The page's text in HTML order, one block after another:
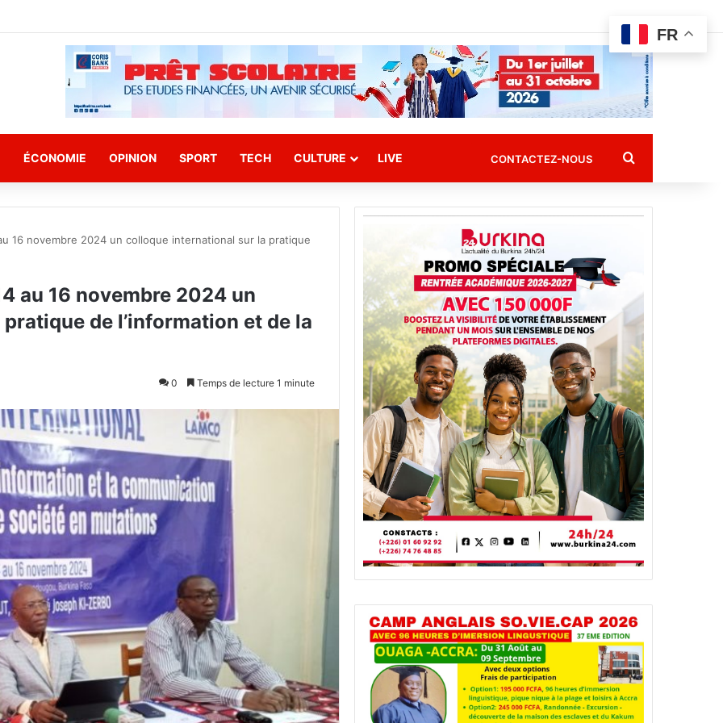
ÉCONOMIE OPINION SPORT TECH CULTURE LIVE CONTACTEZ-NOUS Rechercher
16 novembre 2024 un colloque international sur la pratique
au 16 novembre 2024 un
de l’information et de la
0 Temps de lecture 1 minute
FR